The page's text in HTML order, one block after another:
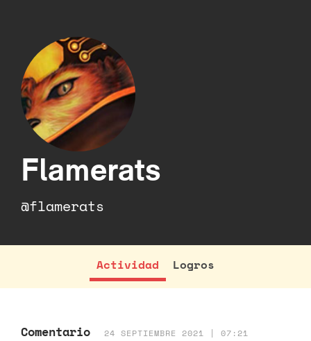
Flamerats
@flamerats
Actividad Logros
Comentario 24 SEPTIEMBRE 2021 | 07:21